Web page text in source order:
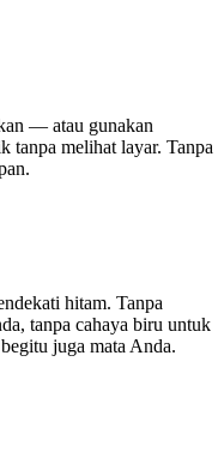
— atau gunakan
tanpa melihat layar. Tanpa
hitam. Tanpa
tanpa cahaya biru untuk
juga mata Anda.